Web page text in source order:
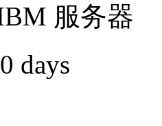
服务器
days